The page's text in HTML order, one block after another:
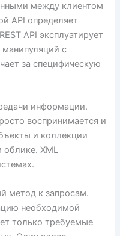
между клиентом
API определяет
API эксплуатирует
с
за специфическую
информации.
воспринимается и
и коллекции
облике. XML
метод к запросам.
необходимой
только требуемые